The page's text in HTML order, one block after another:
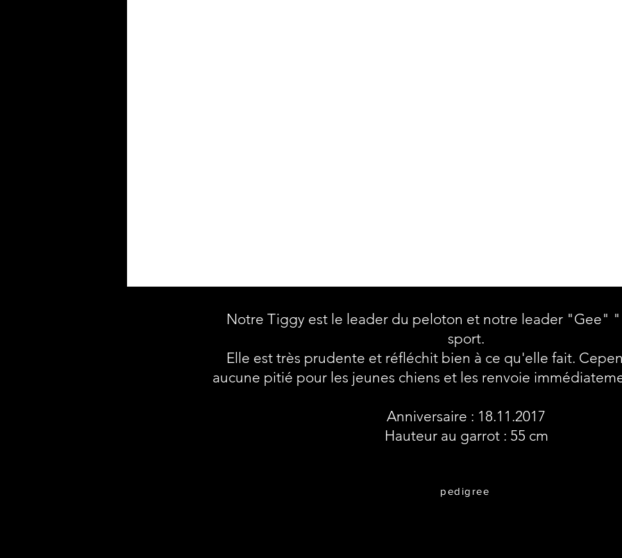
Notre Tiggy est le leader du peloton et notre leader "Gee"
sport.
Elle est très prudente et réfléchit bien à ce qu'elle fait.
aucune pitié pour les jeunes chiens et les renvoie
Anniversaire : 18.11.2017
Hauteur au garrot : 55 cm
pedigree